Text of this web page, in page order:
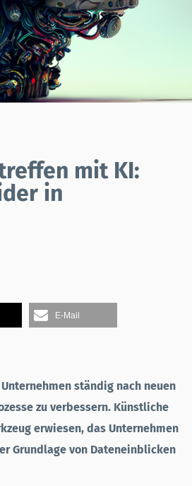
mit KI:
in
E-Mail
ständig nach neuen
zu verbessern. Künstliche
erwiesen, das Unternehmen
Grundlage von Dateneinblicken